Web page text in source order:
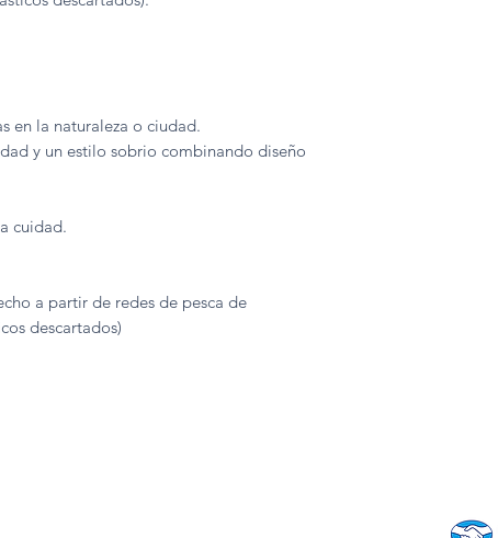
en la naturaleza o ciudad.
y un estilo sobrio combinando diseño
cuidad.
a partir de redes de pesca de
descartados)